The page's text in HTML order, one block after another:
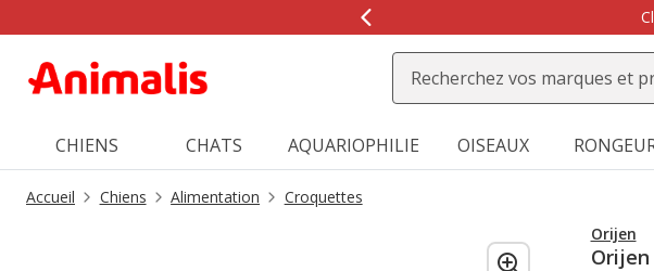
de
message,
CHIENS CHATS AQUARIOPHILIE OISEAUX
Accueil Chiens Alimentation
Croquettes
Orijen